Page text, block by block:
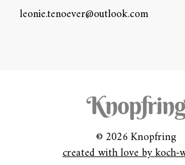
leonie.tenoever@outlook.com
© 2026 Knopfring
created with love bykoch-